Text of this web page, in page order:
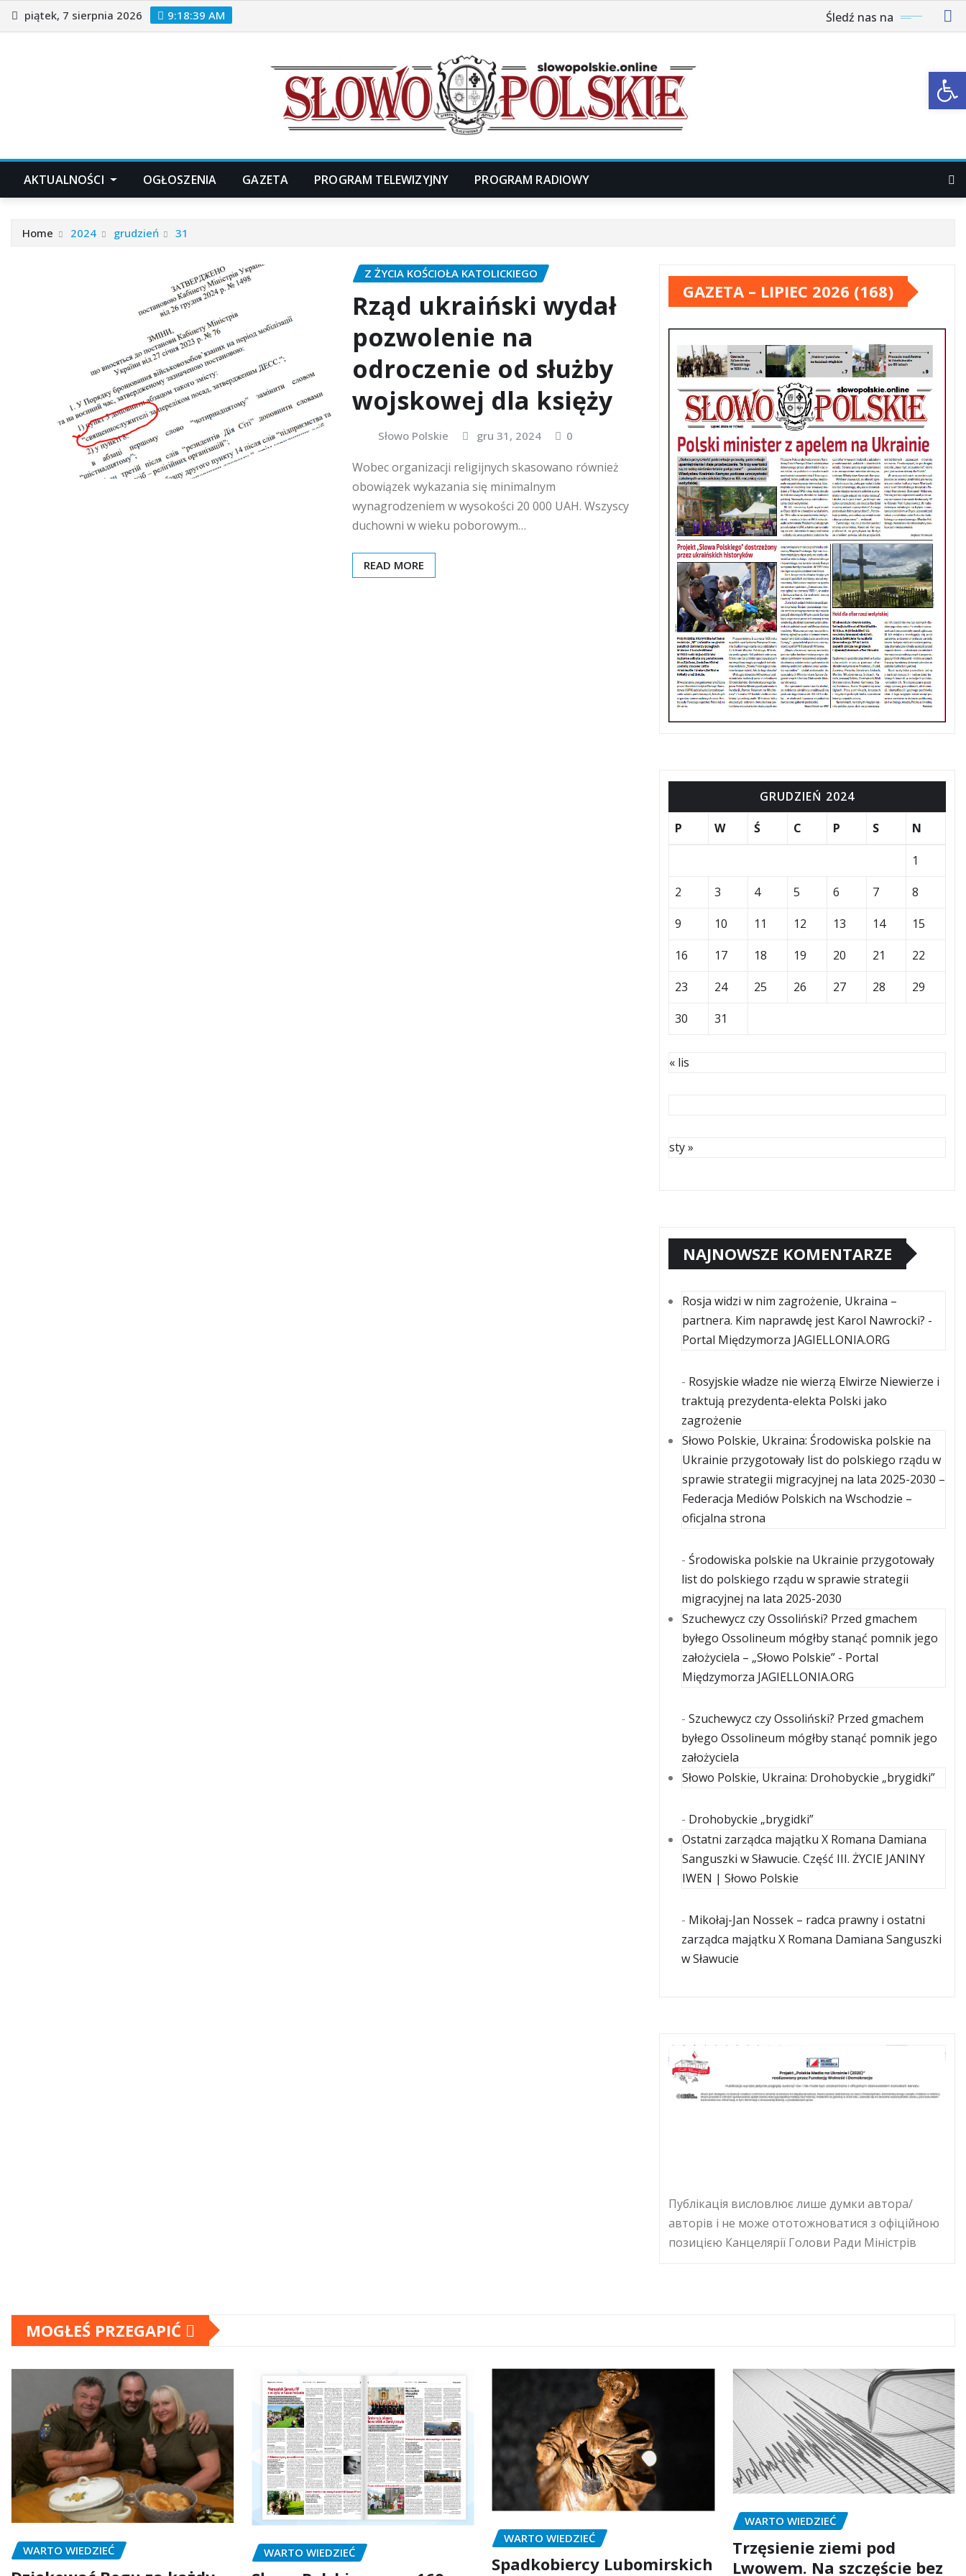
Skip
to
piątek, 7 sierpnia 2026 9:18:40 AM Śledź nas na
AKTUALNOŚCI OGŁOSZENIA GAZETA PROGRAM TELEWIZYJNY PROGRAM RADIOWY
Home 2024 grudzień 31
Z ŻYCIA KOŚCIOŁA KATOLICKIEGO
Rząd ukraiński wydał
pozwolenie na
odroczenie od służby
wojskowej dla księży
Słowo Polskie gru 31, 2024 0
Wobec organizacji religijnych skasowano również
obowiązek wykazania się minimalnym
wynagrodzeniem w wysokości 20 000 UAH. Wszyscy
duchowni w wieku poborowym…
READ MORE
GAZETA – LIPIEC 2026 (168)
GRUDZIEŃ 2024
P
W Ś C P S N
1
2
3 4 5 6 7
8
9
10 11 12 13 14
15
16
17 18 19 20 21
22
23
24 25 26 27 28
29
30
31
« lis
sty »
NAJNOWSZE KOMENTARZE
Rosja widzi w nim zagrożenie, Ukraina –
partnera. Kim naprawdę jest Karol Nawrocki? -
Portal Międzymorza JAGIELLONIA.ORG
- Rosyjskie władze nie wierzą Elwirze Niewierze i
traktują prezydenta-elekta Polski jako
zagrożenie
Słowo Polskie, Ukraina: Środowiska polskie na
Ukrainie przygotowały list do polskiego rządu w
sprawie strategii migracyjnej na lata 2025-2030 –
Federacja Mediów Polskich na Wschodzie –
oficjalna strona
- Środowiska polskie na Ukrainie przygotowały
list do polskiego rządu w sprawie strategii
migracyjnej na lata 2025-2030
Szuchewycz czy Ossoliński? Przed gmachem
byłego Ossolineum mógłby stanąć pomnik jego
założyciela – „Słowo Polskie” - Portal
Międzymorza JAGIELLONIA.ORG
- Szuchewycz czy Ossoliński? Przed gmachem
byłego Ossolineum mógłby stanąć pomnik jego
założyciela
Słowo Polskie, Ukraina: Drohobyckie „brygidki”
- Drohobyckie „brygidki”
Ostatni zarządca majątku X Romana Damiana
Sanguszki w Sławucie. Część III. ŻYCIE JANINY
IWEN | Słowo Polskie
- Mikołaj-Jan Nossek – radca prawny i ostatni
zarządca majątku X Romana Damiana Sanguszki
w Sławucie
Публікація висловлює лише думки автора/
авторів і не може ототожноватися з офіційною
позицією Канцелярії Голови Ради Міністрів
MOGŁEŚ PRZEGAPIĆ
WARTO WIEDZIEĆ WARTO WIEDZIEĆ
WARTO WIEDZIEĆ
Spadkobiercy Lubomirskich
WARTO WIEDZIEĆ
Trzęsienie ziemi pod
Lwowem. Na szczęście bez